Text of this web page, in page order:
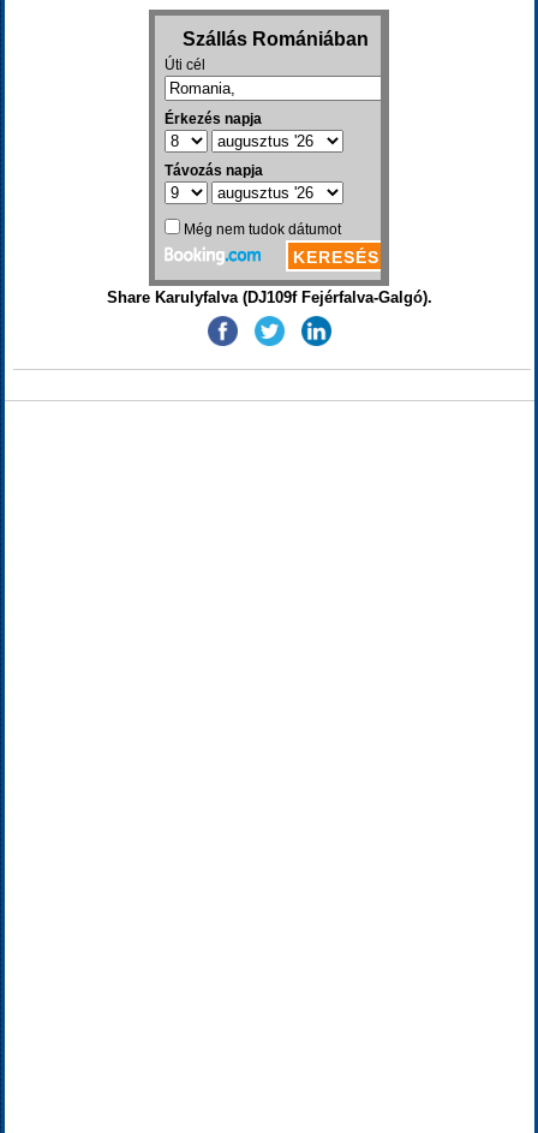
Share Karulyfalva (DJ109f Fejérfalva-Galgó).